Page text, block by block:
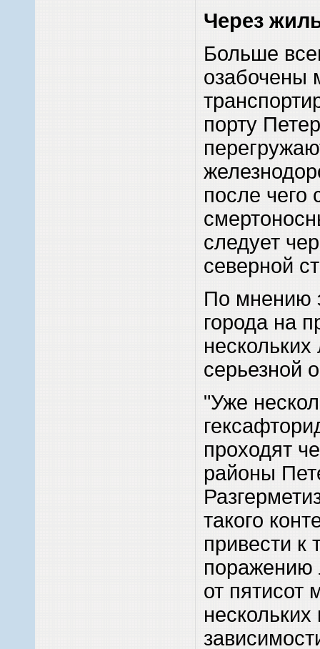
Через
Больше
озабочены
порту
после чего
следует
северной
По мнению
города на
серьезной
"Уже
проходят
районы
такого
привести к
поражению
от пятисот